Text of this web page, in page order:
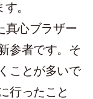
。
真心ブラザー
参者です。そ
ことが多いで
行ったこと